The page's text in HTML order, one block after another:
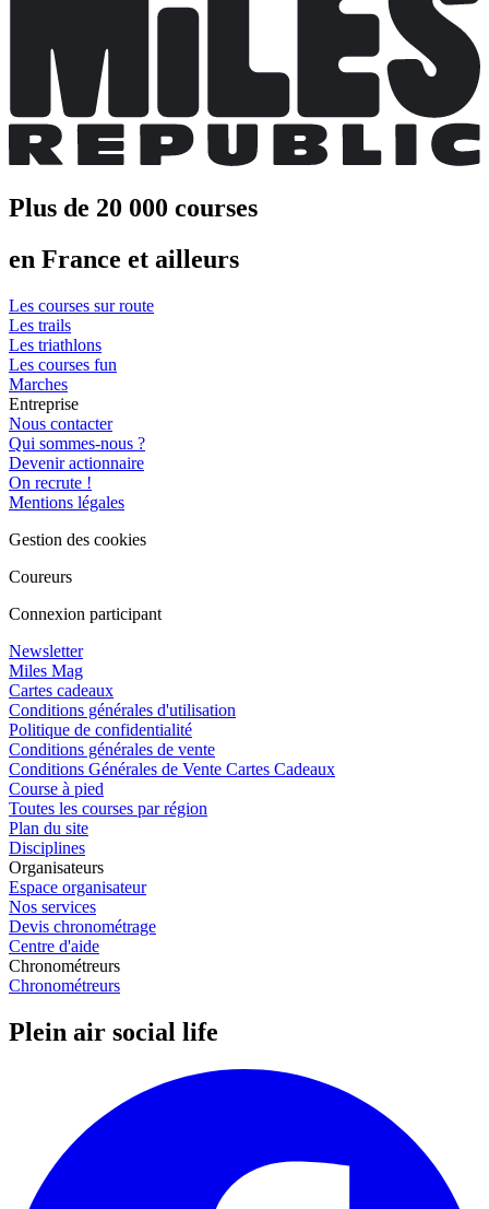
Plus de 20 000 courses
en France et ailleurs
Les courses sur route
Les trails
Les triathlons
Les courses fun
Marches
Entreprise
Nous contacter
Qui sommes-nous ?
Devenir actionnaire
On recrute !
Mentions légales
Gestion des cookies
Coureurs
Connexion participant
Newsletter
Miles Mag
Cartes cadeaux
Conditions générales d'utilisation
Politique de confidentialité
Conditions générales de vente
Conditions Générales de Vente Cartes Cadeaux
Course à pied
Toutes les courses par région
Plan du site
Disciplines
Organisateurs
Espace organisateur
Nos services
Devis chronométrage
Centre d'aide
Chronométreurs
Chronométreurs
Plein air social life